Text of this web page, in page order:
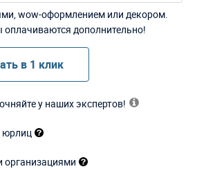
wow-оформлением или декором.
дополнительно!
в 1 клик
у наших экспертов!
юрлиц
организациями